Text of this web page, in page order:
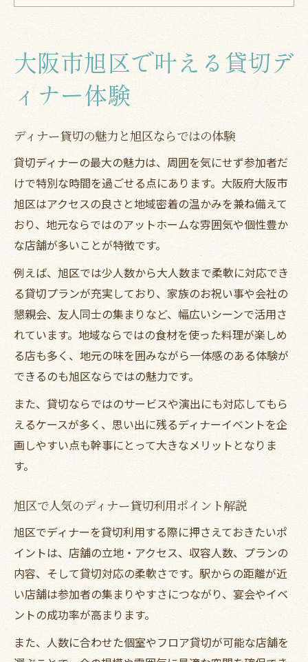
旭区で叶う理想的な貸切ディナーの選び方
貸切利用に最適なディナースポット徹底ガイド
め
旭区で注目のディナースポットを厳選紹介
ジャンル別で探すおすすめディナー貸切店
宴会幹事必見のディナースポット選定基準
ディナー貸切利用で重視したい設備とサー
ビス
特別な夜を演出する旭区の貸切ディナー術
ディナー貸切で叶えるワンランク上の演出
方法
旭区で実現する特別感あるディナー貸切の
工夫
シーン別に活用できるディナー貸切のアイ
デア
貸切ディナーで外せない雰囲気作りの秘訣
ディナーイベントを盛り上げる貸切活用術
ディナー貸切前に押さえるべき準備項目一
貸切ディナーでトラブルを防ぐ事前確認事
項
旭区でディナー貸切時のスムーズな進行計
画
術
大阪市旭区で叶える貸切デ
ィナー体験
ディナー貸切の魅力と旭区ならではの体験
貸切ディナーの最大の魅力は、周囲を気にせず参加者だ
けで特別な時間を過ごせる点にあります。大阪府大阪市
旭区はアクセスの良さと地域密着の温かみを兼ね備えて
おり、地元ならではのアットホームな雰囲気や個性豊か
な店舗が多いことが特徴です。
例えば、旭区では少人数から大人数まで柔軟に対応でき
る貸切プランが充実しており、家族のお祝い事や会社の
懇親会、友人同士の集まりなど、幅広いシーンで活用さ
れています。地域ならではの食材を使った料理が楽しめ
る店も多く、地元の味を囲みながら一体感のある体験が
できるのも旭区ならではの魅力です。
また、貸切ならではのサービスや演出にも対応してもら
えるケースが多く、思い出に残るディナーイベントを企
画しやすい点も幹事にとって大きなメリットとなりま
す。
旭区で人気のディナー貸切利用ポイント解説
旭区でディナーを貸切利用する際に押さえておきたいポ
イントは、店舗の立地・アクセス、収容人数、プランの
内容、そして貸切対応の柔軟さです。駅からの距離が近
い店舗は参加者の集まりやすさにつながり、宴会やイベ
ントの成功率が高まります。
また、人数に合わせた個室やフロア貸切が可能な店舗を